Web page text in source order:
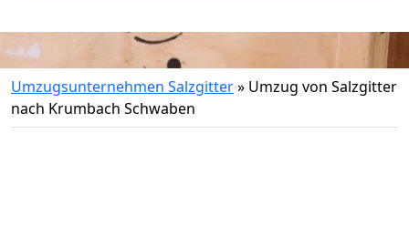
Umzugsunternehmen Salzgitter» Umzug von Salzgitter
nach Krumbach Schwaben